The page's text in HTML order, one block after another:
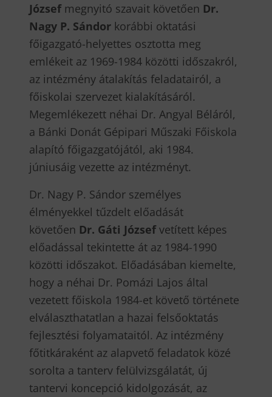
Józsefmegnyitó szavait követően Dr.
Nagy P. Sándor korábbi oktatási
főigazgató-helyettes osztotta meg
emlékeit az 1969-1984 közötti időszakról,
az intézmény átalakítás feladatairól, a
főiskolai szervezet kialakításáról.
Megemlékezett néhai Dr. Angyal Béláról,
a Bánki Donát Gépipari Műszaki Főiskola
alapító főigazgatójától, aki 1984.
júniusáig vezette az intézményt.
Dr. Nagy P. Sándor személyes
élményekkel tűzdelt előadását
követően Dr. Gáti Józsefvetített képes
előadással tekintette át az 1984-1990
közötti időszakot. Előadásában kiemelte,
hogy a néhai Dr. Pomázi Lajos által
vezetett főiskola 1984-et követő története
elválaszthatatlan a hazai felsőoktatás
fejlesztési folyamataitól. Az intézmény
főtitkáraként az alapvető feladatok közé
sorolta a tanterv felülvizsgálatát, új
tantervi koncepció kidolgozását, az